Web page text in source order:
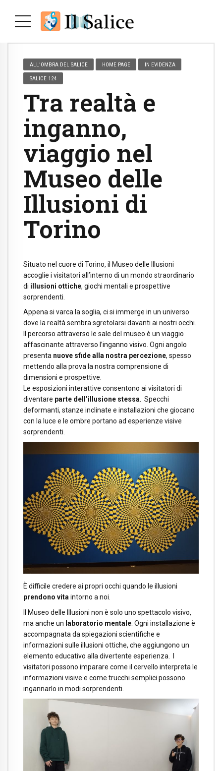
ALL’OMBRA DEL SALICE HOME PAGE IN EVIDENZA
SALICE 124
Tra realtà e
inganno,
viaggio nel
Museo delle
Illusioni di
Torino
Situato nel cuore di Torino, il Museo delle Illusioni
accoglie i visitatori all’interno di un mondo straordinario
di illusioni ottiche, giochi mentali e prospettive
sorprendenti.
Appena si varca la soglia, ci si immerge in un universo
dove la realtà sembra sgretolarsi davanti ai nostri occhi.
Il percorso attraverso le sale del museo è un viaggio
affascinante attraverso l’inganno visivo. Ogni angolo
presenta nuove sfide alla nostra percezione, spesso
mettendo alla prova la nostra comprensione di
dimensioni e prospettive.
Le esposizioni interattive consentono ai visitatori di
diventare parte dell’illusione stessa. Specchi
deformanti, stanze inclinate e installazioni che giocano
con la luce e le ombre portano ad esperienze visive
sorprendenti.
È difficile credere ai propri occhi quando le illusioni
prendono vitaintorno a noi.
Il Museo delle Illusioni non è solo uno spettacolo visivo,
ma anche un laboratorio mentale . Ogni installazione è
accompagnata da spiegazioni scientifiche e
informazioni sulle illusioni ottiche, che aggiungono un
elemento educativo alla divertente esperienza. I
visitatori possono imparare come il cervello interpreta le
informazioni visive e come trucchi semplici possono
ingannarlo in modi sorprendenti.